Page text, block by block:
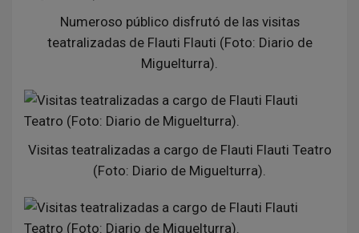
Numeroso público disfrutó de las visitas
teatralizadas de Flauti Flauti (Foto: Diario de
Miguelturra).
Visitas teatralizadas a cargo de Flauti Flauti Teatro
(Foto: Diario de Miguelturra).